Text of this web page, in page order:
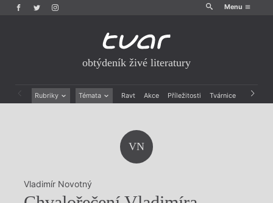
Menu
obtýdeník živé literatury
Rubriky Témata Ravt Akce Příležitosti Tvárnice Archiv
VN
Vladimír Novotný